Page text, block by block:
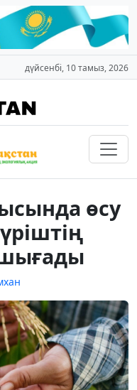
дүйсенбі, 10 тамыз, 2026
өсу